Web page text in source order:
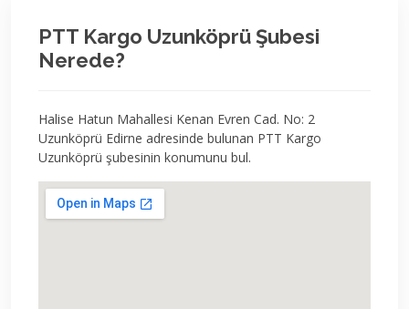
PTT Kargo Uzunköprü Şubesi
Nerede?
Halise Hatun Mahallesi Kenan Evren Cad. No: 2
Uzunköprü Edirne adresinde bulunan PTT Kargo
Uzunköprü şubesinin konumunu bul.